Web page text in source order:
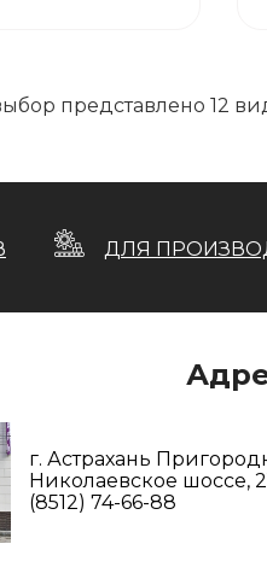
представлено 12
ДЛЯ
г. Астрахань
Николаевское шоссе,
(8512) 74-66-88